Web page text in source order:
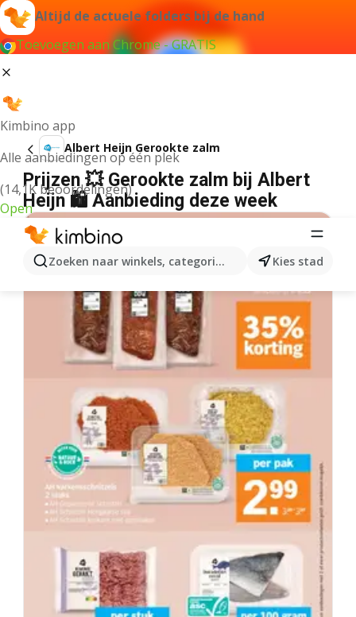
Altijd de actuele folders bij de hand
Toevoegen aan Chrome - GRATIS
Kimbino app
Alle aanbiedingen op één plek
(14,1K beoordelingen)
Open
Zoeken naar winkels, categorieën, producten...
Kies stad
Albert Heijn Gerookte zalm
Prijzen 💥 Gerookte zalm bij Albert
Heijn 🛍️ Aanbieding deze week